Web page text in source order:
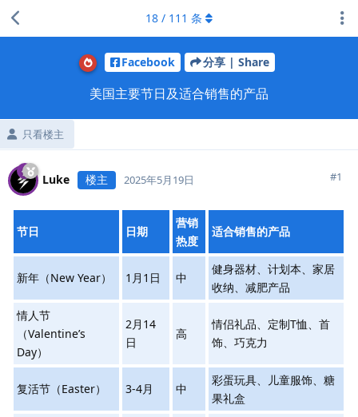
Facebook 分享 | Share
美国主要节日及适合销售的产品
只看楼主
18 / 111 条
Luke 楼主 2025年5月19日 #1
节日 日期
营销
热度
适合销售的产品
新年（New Year） 1月1日 中
健身器材、计划本、家居
收纳、减肥产品
情人节
（Valentine’s
Day）
2月14
日
高
情侣礼品、定制T恤、首
饰、巧克力
复活节（Easter） 3-4月 中
彩蛋玩具、儿童服饰、糖
果礼盒